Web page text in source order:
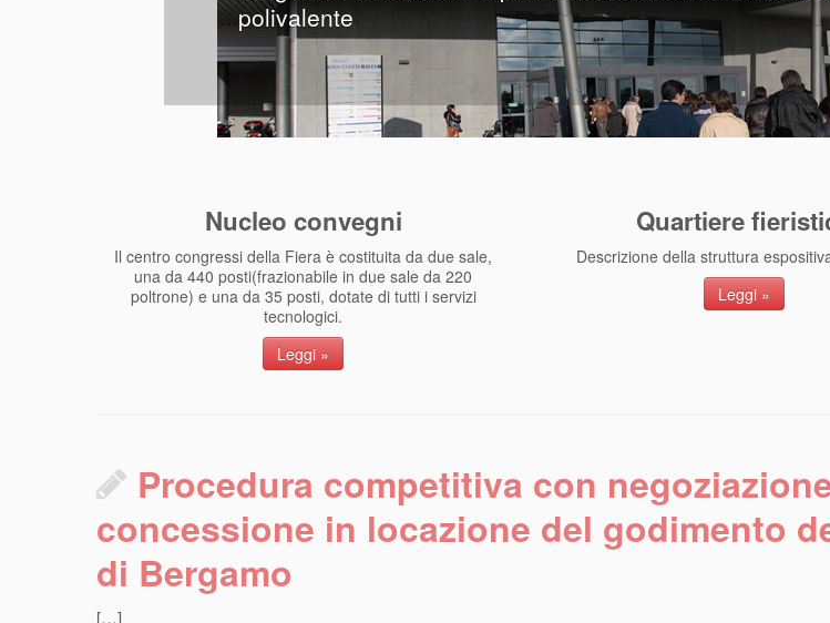
polivalente
Nucleo convegni
Il centro congressi della Fiera è costituita da due sale,
una da 440 posti(frazionabile in due sale da 220
poltrone) e una da 35 posti, dotate di tutti i servizi
tecnologici.
Leggi »
Quartiere
Descrizione della struttura
Leggi »
Procedura competitiva con
concessione in locazione del godimento
di Bergamo
[…]